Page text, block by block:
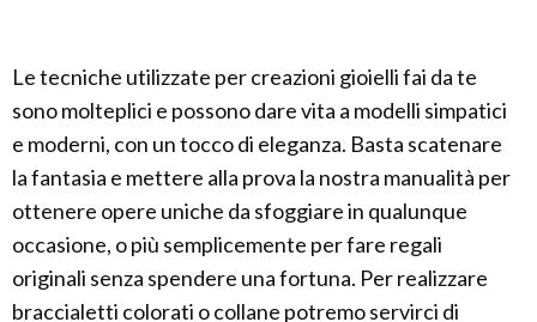
Le tecniche utilizzate per creazioni gioielli fai da te
sono molteplici e possono dare vita a modelli simpatici
e moderni, con un tocco di eleganza. Basta scatenare
la fantasia e mettere alla prova la nostra manualità per
ottenere opere uniche da sfoggiare in qualunque
occasione, o più semplicemente per fare regali
originali senza spendere una fortuna. Per realizzare
braccialetti colorati o collane potremo servirci di